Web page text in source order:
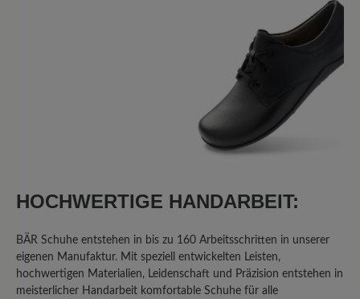
HOCHWERTIGE HANDARBEIT:
BÄR Schuhe entstehen in bis zu 160 Arbeitsschritten in unserer
eigenen Manufaktur. Mit speziell entwickelten Leisten,
hochwertigen Materialien, Leidenschaft und Präzision entstehen in
meisterlicher Handarbeit komfortable Schuhe für alle